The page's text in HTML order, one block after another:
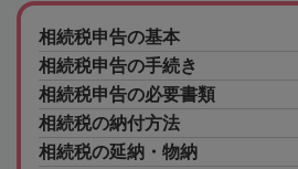
相続税申告の基本
相続税申告の手続き
相続税申告の必要書類
相続税の納付方法
相続税の延納・物納